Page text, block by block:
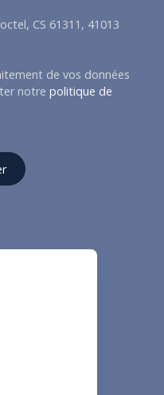
CS 61311, 41013
de vos données
notre politique de